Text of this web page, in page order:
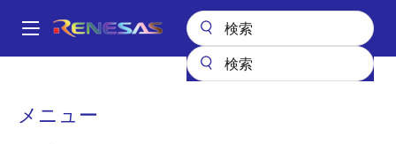
ン
Main
メニュー
パ
デジタルポテンショメータ（DCP）